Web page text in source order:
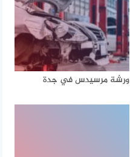
ورشة مرسيدس في جدة